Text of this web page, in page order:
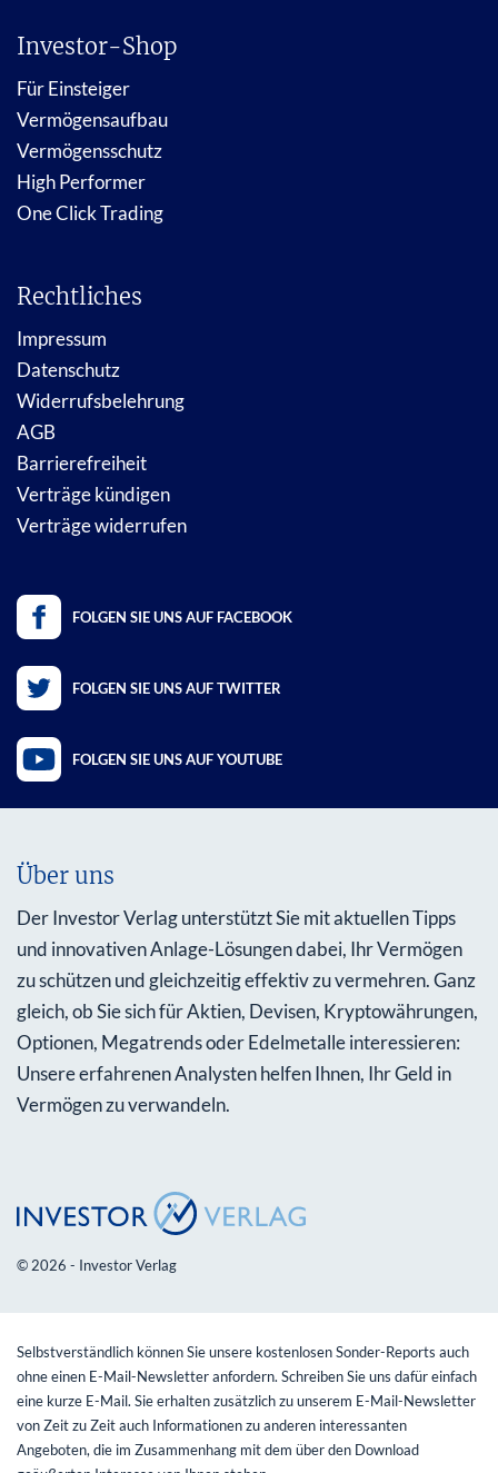
Investor-Shop
Für Einsteiger
Vermögensaufbau
Vermögensschutz
High Performer
One Click Trading
Rechtliches
Impressum
Datenschutz
Widerrufsbelehrung
AGB
Barrierefreiheit
Verträge kündigen
Verträge widerrufen
FOLGEN SIE UNS AUF FACEBOOK
FOLGEN SIE UNS AUF TWITTER
FOLGEN SIE UNS AUF YOUTUBE
Über uns
Der Investor Verlag unterstützt Sie mit aktuellen Tipps
und innovativen Anlage-Lösungen dabei, Ihr Vermögen
zu schützen und gleichzeitig effektiv zu vermehren. Ganz
gleich, ob Sie sich für Aktien, Devisen, Kryptowährungen,
Optionen, Megatrends oder Edelmetalle interessieren:
Unsere erfahrenen Analysten helfen Ihnen, Ihr Geld in
Vermögen zu verwandeln.
© 2026 - Investor Verlag
Selbstverständlich können Sie unsere kostenlosen Sonder-Reports auch
ohne einen E-Mail-Newsletter anfordern. Schreiben Sie uns dafür einfach
eine kurze E-Mail. Sie erhalten zusätzlich zu unserem E-Mail-Newsletter
von Zeit zu Zeit auch Informationen zu anderen interessanten
Angeboten, die im Zusammenhang mit dem über den Download